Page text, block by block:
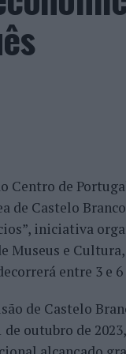
dos wild
Jaime Faria
de final. Torres
Bueno e o
onde acabou
sets.
nacional no
Andrés
Centro de
de Castelo
iniciativa
Museus e
entre 3 e
de Castelo
outubro de